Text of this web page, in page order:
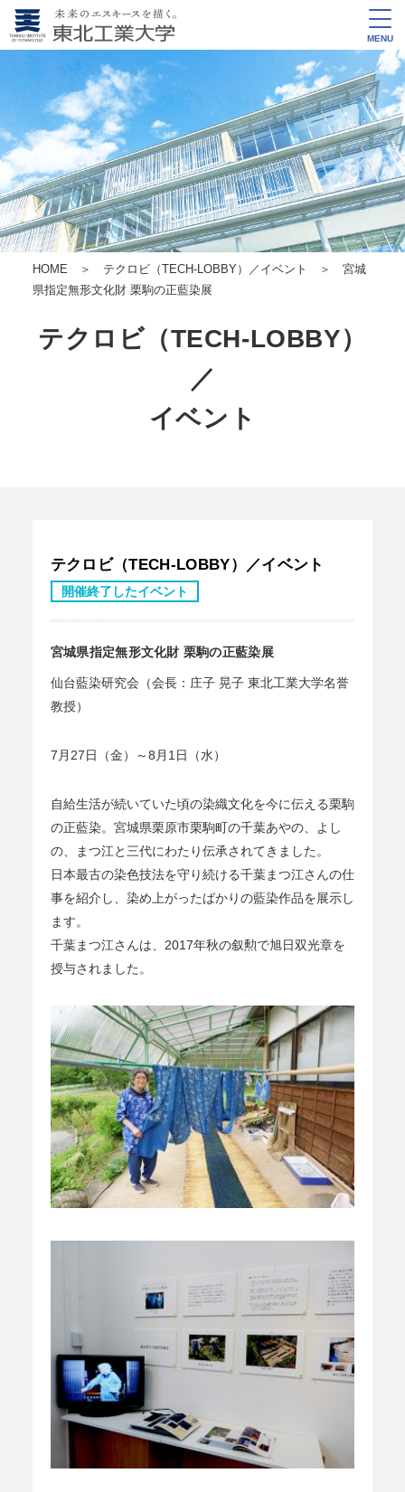
MENU
HOME ＞ テクロビ（TECH-LOBBY）／イベント
＞ 宮城
県指定無形文化財 栗駒の正藍染展
テクロビ（TECH-LOBBY）
／
イベント
テクロビ（TECH-LOBBY）／イベント
開催終了したイベント
宮城県指定無形文化財 栗駒の正藍染展
仙台藍染研究会（会長：庄子 晃子 東北工業大学名誉
教授）
7月27日（金）～8月1日（水）
自給生活が続いていた頃の染織文化を今に伝える栗駒
の正藍染。宮城県栗原市栗駒町の千葉あやの、よし
の、まつ江と三代にわたり伝承されてきました。
日本最古の染色技法を守り続ける千葉まつ江さんの仕
事を紹介し、染め上がったばかりの藍染作品を展示し
ます。
千葉まつ江さんは、2017年秋の叙勲で旭日双光章を
授与されました。